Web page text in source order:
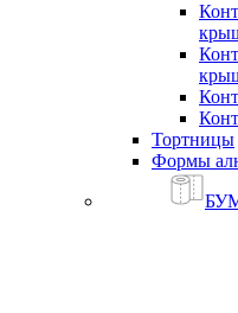
Тортницы
Формы